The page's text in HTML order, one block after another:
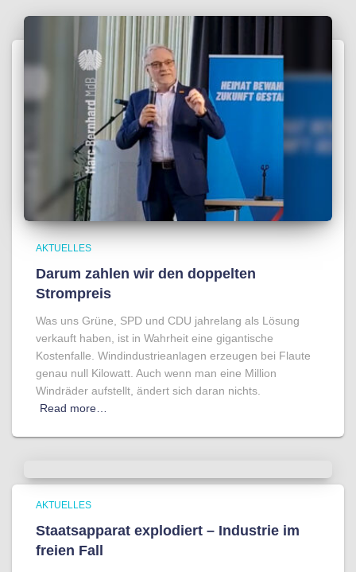
AKTUELLES
Darum zahlen wir den doppelten
Strompreis
Was uns Grüne, SPD und CDU jahrelang als Lösung
verkauft haben, ist in Wahrheit eine gigantische
Kostenfalle. Windindustrieanlagen erzeugen bei Flaute
genau null Kilowatt. Auch wenn man eine Million
Windräder aufstellt, ändert sich daran nichts.
Read more…
AKTUELLES
Staatsapparat explodiert – Industrie im
freien Fall